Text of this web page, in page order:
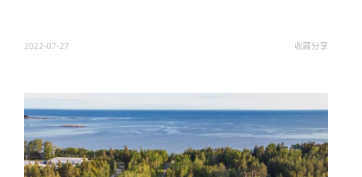
2022-07-27 收藏分享